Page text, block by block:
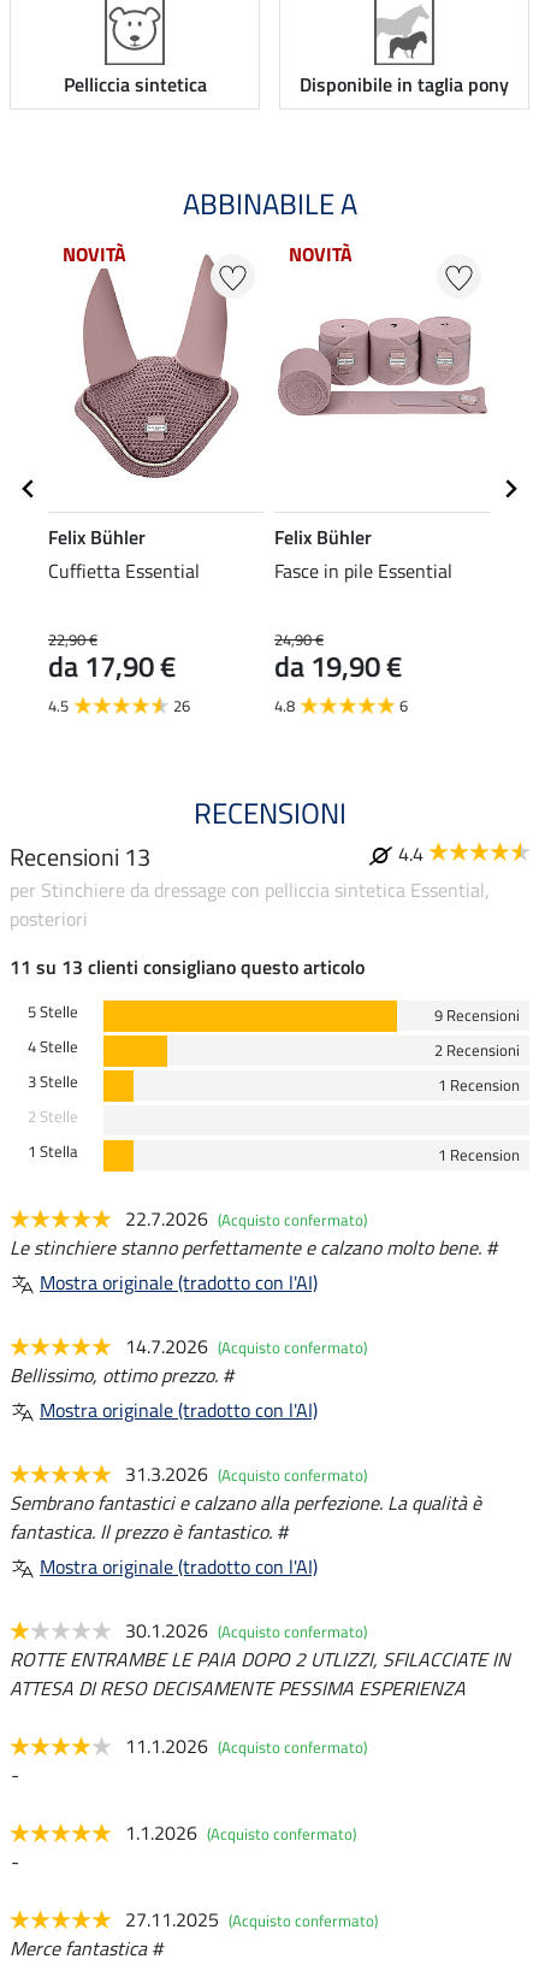
Pelliccia sintetica Disponibile in taglia pony
ABBINABILE A
NOVITÀ
Felix Bühler
Cuffietta Essential
22,90 €
da 17,90 €
4.5 26
NOVITÀ
Felix Bühler
Fasce in pile Essential
24,90 €
da 19,90 €
4.8 6
RECENSIONI
Recensioni 13
4.4
per Stinchiere da dressage con pelliccia sintetica Essential,
posteriori
11 su 13 clienti consigliano questo articolo
5 Stelle
9 Recensioni
4 Stelle
2 Recensioni
3 Stelle
1 Recension
2 Stelle
1 Stella
1 Recension
22.7.2026 (Acquisto confermato)
Le stinchiere stanno perfettamente e calzano molto bene. #
Mostra originale (tradotto con l'AI)
14.7.2026 (Acquisto confermato)
Bellissimo, ottimo prezzo. #
Mostra originale (tradotto con l'AI)
31.3.2026 (Acquisto confermato)
Sembrano fantastici e calzano alla perfezione. La qualità è
fantastica. Il prezzo è fantastico. #
Mostra originale (tradotto con l'AI)
30.1.2026 (Acquisto confermato)
ROTTE ENTRAMBE LE PAIA DOPO 2 UTLIZZI, SFILACCIATE IN
ATTESA DI RESO DECISAMENTE PESSIMA ESPERIENZA
11.1.2026 (Acquisto confermato)
-
1.1.2026 (Acquisto confermato)
-
27.11.2025 (Acquisto confermato)
Merce fantastica #